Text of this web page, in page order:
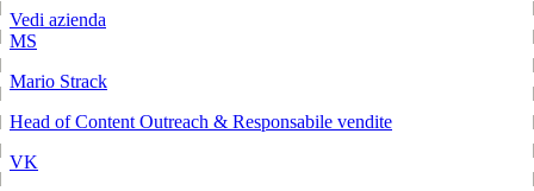
Vedi azienda
MS
Mario Strack
Head of Content Outreach & Responsabile vendite
VK